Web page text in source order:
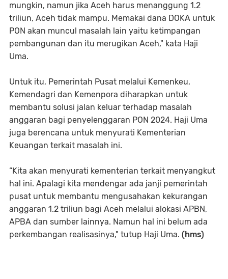
mungkin, namun jika Aceh harus menanggung 1.2
triliun, Aceh tidak mampu. Memakai dana DOKA untuk
PON akan muncul masalah lain yaitu ketimpangan
pembangunan dan itu merugikan Aceh," kata Haji
Uma.
Untuk itu, Pemerintah Pusat melalui Kemenkeu,
Kemendagri dan Kemenpora diharapkan untuk
membantu solusi jalan keluar terhadap masalah
anggaran bagi penyelenggaran PON 2024. Haji Uma
juga berencana untuk menyurati Kementerian
Keuangan terkait masalah ini.
“Kita akan menyurati kementerian terkait menyangkut
hal ini. Apalagi kita mendengar ada janji pemerintah
pusat untuk membantu mengusahakan kekurangan
anggaran 1.2 triliun bagi Aceh melalui alokasi APBN,
APBA dan sumber lainnya. Namun hal ini belum ada
perkembangan realisasinya," tutup Haji Uma. (hms)